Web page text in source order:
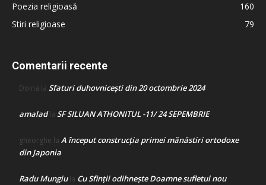
Poezia religioasă
160
Stiri religioase
79
Comentarii recente
Doina la Sfaturi duhovnicești din 20 octombrie 2024
amaladla SF SILUAN ATHONITUL -11/ 24 SEPEMBRIE
gheorghe la A început construcţia primei mănăstiri ortodoxe
din Japonia
Radu Mungiula Cu Sfinții odihnește Doamne sufletul nou